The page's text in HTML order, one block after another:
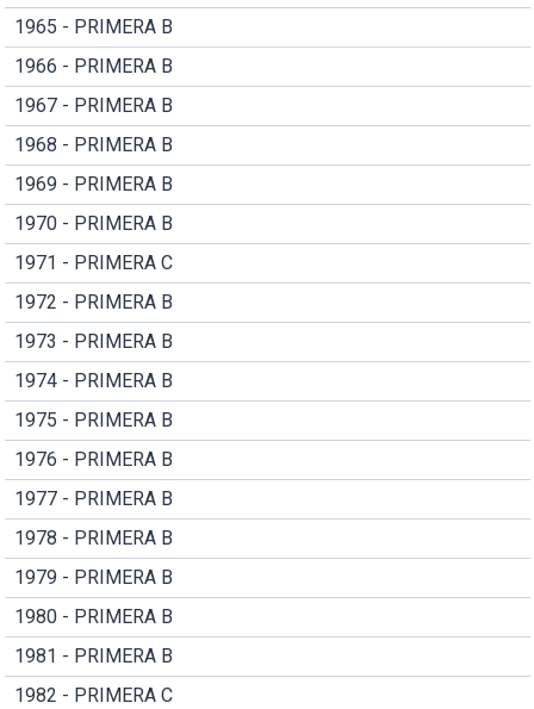
1965 - PRIMERA B
1966 - PRIMERA B
1967 - PRIMERA B
1968 - PRIMERA B
1969 - PRIMERA B
1970 - PRIMERA B
1971 - PRIMERA C
1972 - PRIMERA B
1973 - PRIMERA B
1974 - PRIMERA B
1975 - PRIMERA B
1976 - PRIMERA B
1977 - PRIMERA B
1978 - PRIMERA B
1979 - PRIMERA B
1980 - PRIMERA B
1981 - PRIMERA B
1982 - PRIMERA C